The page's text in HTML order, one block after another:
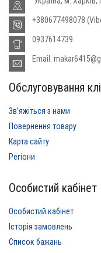
+380677498078
0937614739
Email:
Обслуговування
Звʼяжіться з нами
Повернення товару
Карта сайту
Регіони
Особистий кабінет
Особистий кабінет
Історія замовлень
Список бажань